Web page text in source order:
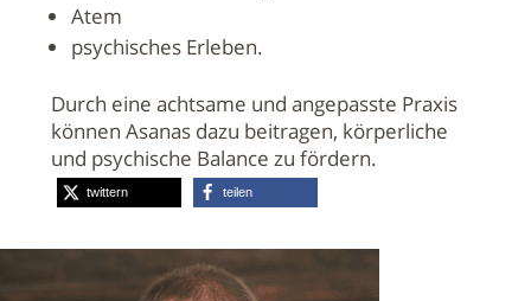
Atem
psychisches Erleben.
Durch eine achtsame und angepasste Praxis
können Asanas dazu beitragen, körperliche
und psychische Balance zu fördern.
twittern teilen